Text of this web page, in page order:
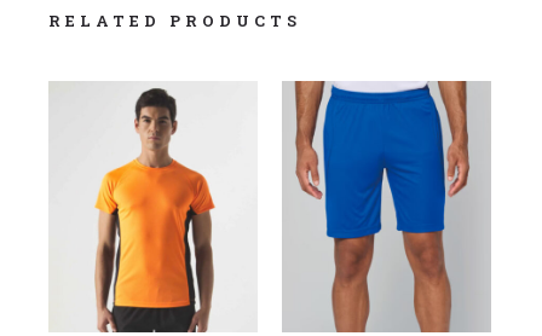
RELATED PRODUCTS